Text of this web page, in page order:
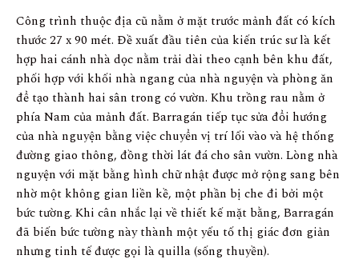
Công trình thuộc địa cũ nằm ở mặt trước mảnh đất có kích
thước 27 x 90 mét. Đề xuất đầu tiên của kiến trúc sư là kết
hợp hai cánh nhà dọc nằm trải dài theo cạnh bên khu đất,
phối hợp với khối nhà ngang của nhà nguyện và phòng ăn
để tạo thành hai sân trong có vườn. Khu trồng rau nằm ở
phía Nam của mảnh đất. Barragán tiếp tục sửa đổi hướng
của nhà nguyện bằng việc chuyển vị trí lối vào và hệ thống
đường giao thông, đồng thời lát đá cho sân vườn. Lòng nhà
nguyện với mặt bằng hình chữ nhật được mở rộng sang bên
nhờ một không gian liền kề, một phần bị che đi bởi một
bức tường. Khi cân nhắc lại về thiết kế mặt bằng, Barragán
đã biến bức tường này thành một yếu tố thị giác đơn giản
nhưng tinh tế được gọi là quilla (sống thuyền).